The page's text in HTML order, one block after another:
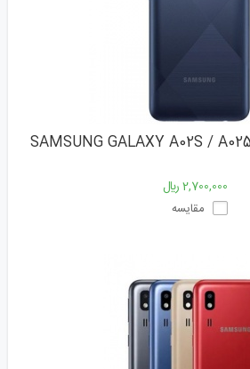
2,700,000 ﷼
مقایسه